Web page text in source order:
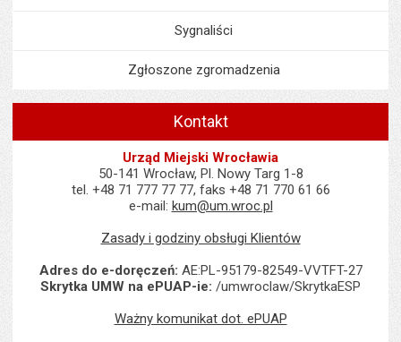
Sygnaliści
Zgłoszone zgromadzenia
Kontakt
Urząd Miejski Wrocławia
50-141 Wrocław, Pl. Nowy Targ 1-8
tel. +48 71 777 77 77, faks +48 71 770 61 66
e-mail: kum@um.wroc.pl
Zasady i godziny obsługi Klientów
Adres do e-doręczeń: AE:PL-95179-82549-VVTFT-27
Skrytka UMW na ePUAP-ie: /umwroclaw/SkrytkaESP
Ważny komunikat dot. ePUAP